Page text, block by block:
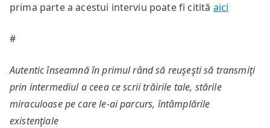
veşnic
prima parte a acestui interviu poate fi citită aici
#
Autentic înseamnă în primul rând să reuşeşti să transmiţi
prin intermediul a ceea ce scrii trăirile tale, stările
miraculoase pe care le-ai parcurs, întâmplările
existenţiale